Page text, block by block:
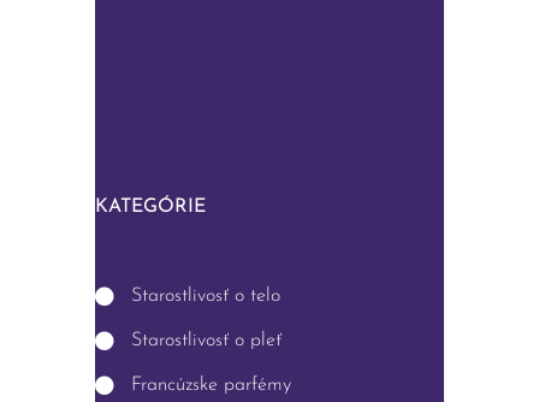
KATEGÓRIE
Starostlivosť o telo
Starostlivosť o pleť
Francúzske parfémy